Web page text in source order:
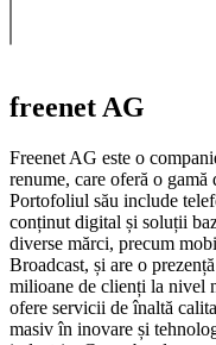
freenet AG
Freenet AG este o
renume, care oferă o
Portofoliul său include
conținut digital și soluții
diverse mărci, precum
Broadcast, și are o
milioane de clienți la nivel
ofere servicii de înaltă
masiv în inovare și